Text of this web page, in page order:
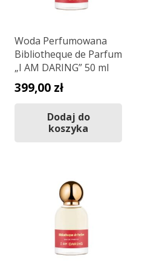
Woda Perfumowana
Bibliotheque de Parfum
„I AM DARING” 50 ml
399,00 zł
Dodaj do
koszyka